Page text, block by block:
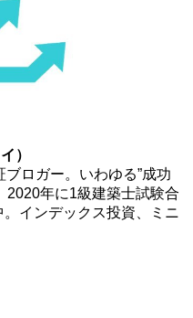
）
ロガー。いわゆる”成功
2020年に1級建築士試験合
インデックス投資、ミニ